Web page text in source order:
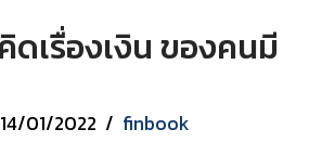
ดเรื่องเงิน ของคนมี
14/01/2022 finbook